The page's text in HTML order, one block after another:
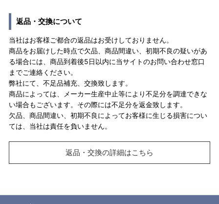
返品・交換について
当社はお客様ご都合の返品はお受けしておりません。
商品をお届けした時点で欠品、商品間違い、初期不良の疑いがあ
る場合には、商品到着後5日以内に当サイトのお問い合わせ窓口
までご連絡ください。
弊社にて、不足品補充、交換致します。
商品によっては、メーカー生産中止等により不足分を調達できな
い場合もございます。その際には不足分を返金致します。
欠品、商品間違い、初期不良によってお客様に生じる損害につい
ては、当社は責任を負いません。
返品・交換の詳細はこちら